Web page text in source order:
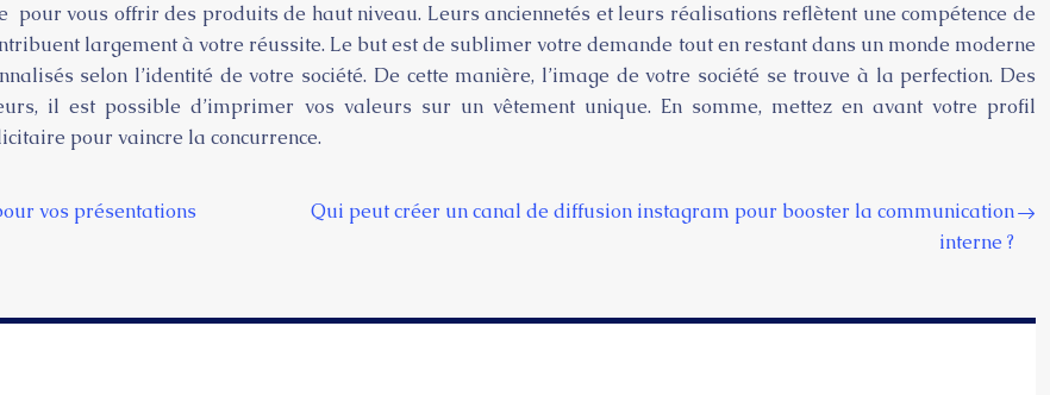
pour vous offrir des produits de haut niveau. Leurs anciennetés et leurs réalisations reflètent une compétence de
largement à votre réussite. Le but est de sublimer votre demande tout en restant dans un monde moderne
selon l’identité de votre société. De cette manière, l’image de votre société se trouve à la perfection. Des
il est possible d’imprimer vos valeurs sur un vêtement unique. En somme, mettez en avant votre profil
pour vaincre la concurrence.
vos présentations
Qui peut créer un canal de diffusion instagram pour booster la communication
interne ?